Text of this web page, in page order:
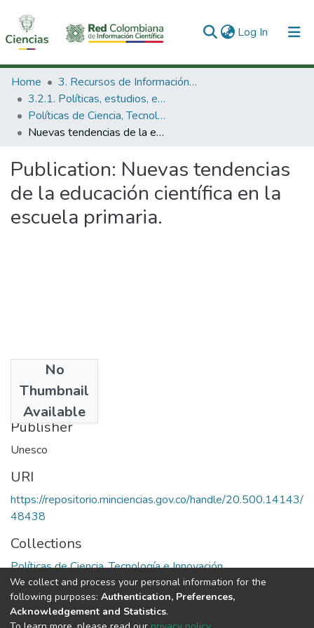
Log In (current)
Communities & Collections
All of DSpace
Statistics
Home
3. Recursos de Información Científica y Tecnológica
3.2.1. Políticas, estudios, evaluaciones e indicadores de CTeI
Políticas de Ciencia, Tecnología e Innovación
Nuevas tendencias de la educación científica en la escuela primaria.
Publication: Nuevas tendencias
de la educación científica en la
escuela primaria.
No
Thumbnail
Available
1983
Publisher
Unesco
URI
https://repositorio.minciencias.gov.co/handle/20.500.14143/
48438
Collections
Políticas de Ciencia, Tecnología e Innovación
Full item page
We collect and process your personal information for the
following purposes: Authentication, Preferences,
Acknowledgement and Statistics.